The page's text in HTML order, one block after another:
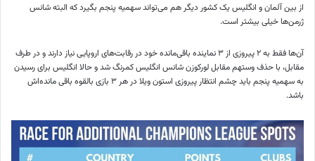
از بین آلمان و انگلیس یک کشور دیگر هم می‌تواند سهمیه پنجم بگیرد که البته شانس
ژرمن‌ها خیلی بیشتر است.
آن‌ها فقط به ۲ پیروزی از ۳ نماینده باقی‌مانده خود در رقابت‌های اروپایی نیاز دارند و در طرف
مقابل، با حذف وستهم مقابل لورکوزن شانس انگلیس کمرنگ شد و حالا انگلیس برای رسیدن
به سهمیه پنجم باید چشم انتظار پیروزی استون ویلا در هر ۳ بازی بالقوه باقی مانده‌اش
باشد.